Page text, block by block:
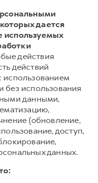
дается
используемых
действия
действий
без использования
данными,
(обновление,
доступ,
данных.